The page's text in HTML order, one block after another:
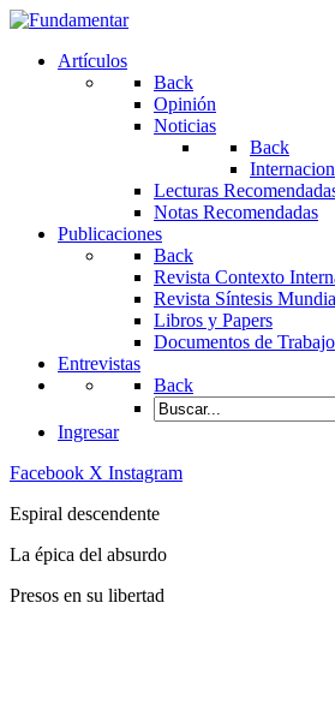
Artículos
Back
Opinión
Noticias
Back
Lecturas
Notas Recomendadas
Publicaciones
Back
Revista Contexto
Revista Síntesis
Libros y Papers
Documentos de Trabajo
Entrevistas
Back
Ingresar
Facebook X Instagram
Espiral descendente
La épica del absurdo
Presos en su libertad